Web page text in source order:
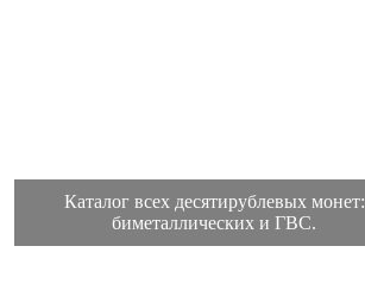
Каталог всех десятирублевых монет:
биметаллических и ГВС.